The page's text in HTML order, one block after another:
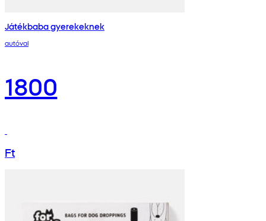
Játékbaba gyerekeknek
autóval
1800
Ft